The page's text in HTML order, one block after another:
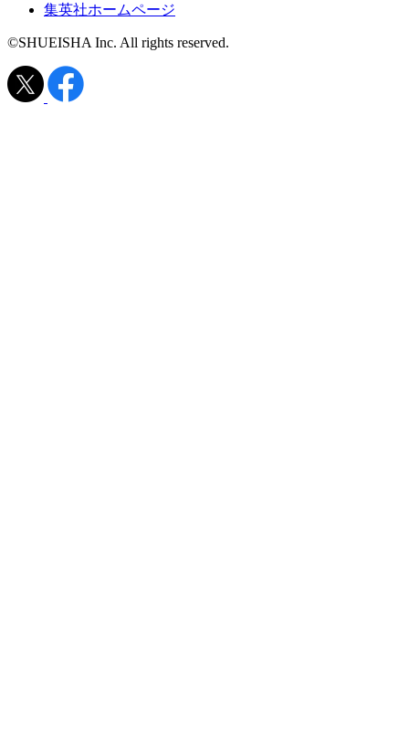
集英社ホームページ
©SHUEISHA Inc. All rights reserved.